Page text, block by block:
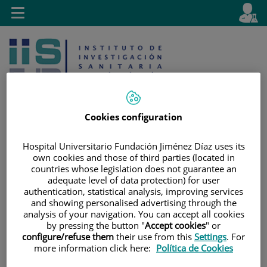
Jump to content
Language
Active
en
Search
Toggle
navigation
Cookies configuration
Hospital Universitario Fundación Jiménez Díaz uses its
own cookies and those of third parties (located in
countries whose legislation does not guarantee an
adequate level of data protection) for user
authentication, statistical analysis, improving services
and showing personalised advertising through the
analysis of your navigation. You can accept all cookies
by pressing the button "Accept cookies" or
configure/refuse them their use from this Settings. For
more information click here: Política de Cookies